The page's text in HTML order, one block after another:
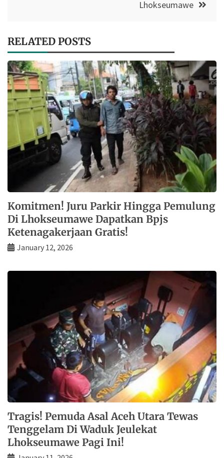
Lhokseumawe
RELATED POSTS
Komitmen! Juru Parkir Hingga Pemulung
Di Lhokseumawe Dapatkan Bpjs
Ketenagakerjaan Gratis!
January 12, 2026
Tragis! Pemuda Asal Aceh Utara Tewas
Tenggelam Di Waduk Jeulekat
Lhokseumawe Pagi Ini!